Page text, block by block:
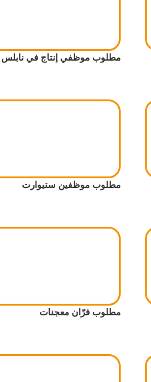
مطلوب موظفي إنتاج في نابلس
مطلوب موظفين ستيوارت
مطلوب فرّان معجنات